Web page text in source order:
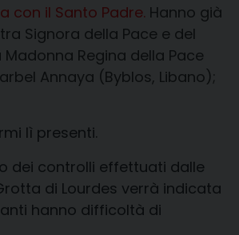
con il Santo Padre. Hanno già
Signora della Pace e del
Regina della Pace
Annaya (Byblos, Libano);
lì presenti.
dei controlli effettuati dalle
di Lourdes verrà indicata
hanno difficoltà di